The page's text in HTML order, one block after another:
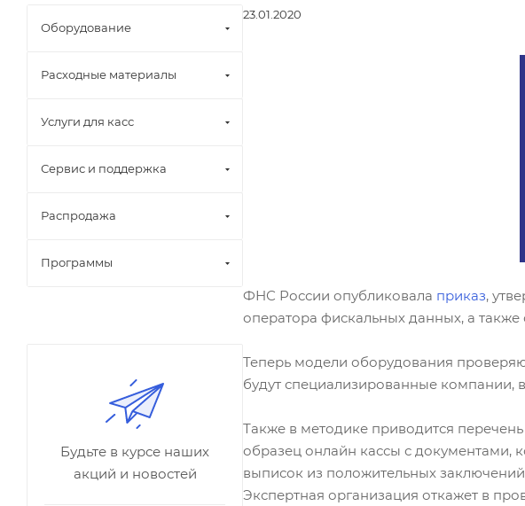
23.01.2020
ФНС России опубликовала приказ,
оператора фискальных данных, а
Теперь модели оборудования
будут специализированные компании,
Также в методике приводится
образец онлайн кассы с документами,
выписок из положительных
Экспертная организация откажет в
Оборудование
Расходные материалы
Услуги для касс
Сервис и поддержка
Распродажа
Программы
Будьте в курсе наших
акций и новостей